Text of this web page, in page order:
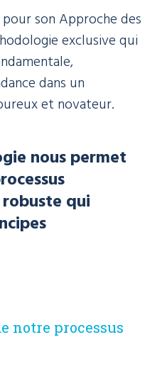
son Approche des
exclusive qui
dans un
et novateur.
nous permet
qui
notre processus